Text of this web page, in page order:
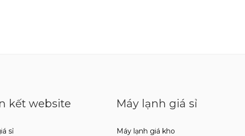
kết website
sỉ
Máy lạnh giá sỉ
Máy lạnh giá kho